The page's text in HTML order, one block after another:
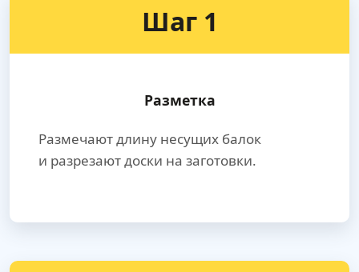
Шаг 1
Разметка
Размечают длину несущих балок
и разрезают доски на заготовки.